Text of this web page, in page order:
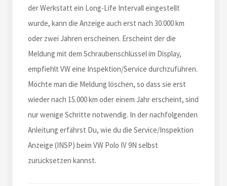
der Werkstatt ein Long-Life Intervall eingestellt
wurde, kann die Anzeige auch erst nach 30.000 km
oder zwei Jahren erscheinen. Erscheint der die
Meldung mit dem Schraubenschlüssel im Display,
empfiehlt VW eine Inspektion/Service durchzuführen.
Möchte man die Meldung löschen, so dass sie erst
wieder nach 15.000 km oder einem Jahr erscheint, sind
nur wenige Schritte notwendig. In der nachfolgenden
Anleitung erfährst Du, wie du die Service/Inspektion
Anzeige (INSP) beim VW Polo IV 9N selbst
zurücksetzen kannst.